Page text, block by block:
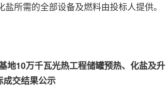
所需的全部设备及燃料由投标人提供。
地10万千瓦光热工程储罐预热、化盐及升
成交结果公示